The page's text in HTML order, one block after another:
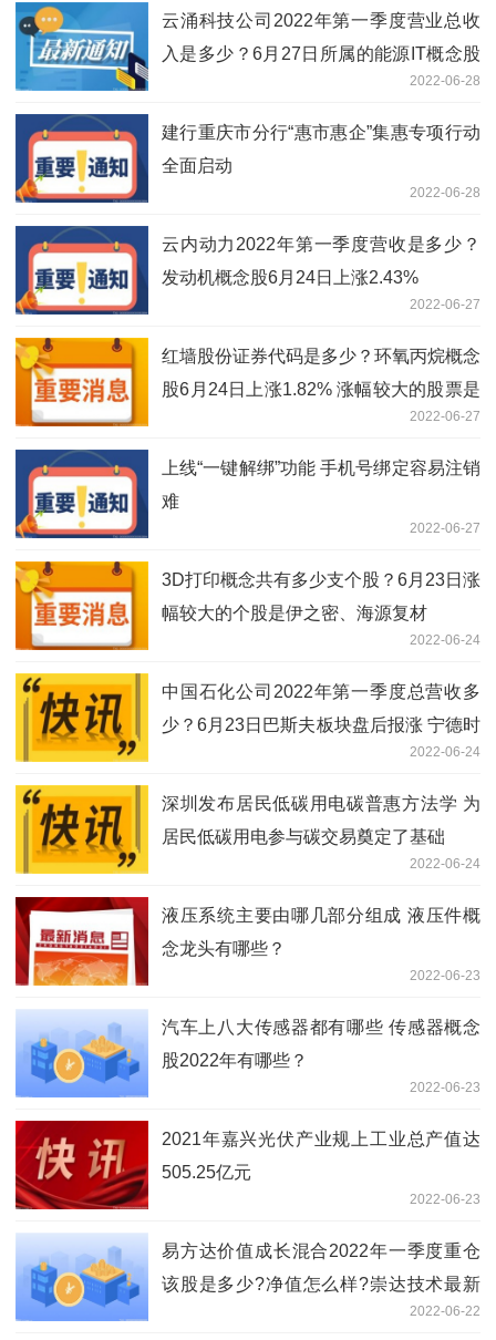
云涌科技公司2022年第一季度营业总收
入是多少？6月27日所属的能源IT概念股
2022-06-28
建行重庆市分行“惠市惠企”集惠专项行动
全面启动
2022-06-28
云内动力2022年第一季度营收是多少？
发动机概念股6月24日上涨2.43%
2022-06-27
红墙股份证券代码是多少？环氧丙烷概念
股6月24日上涨1.82% 涨幅较大的股票是
2022-06-27
上线“一键解绑”功能 手机号绑定容易注销
难
2022-06-27
3D打印概念共有多少支个股？6月23日涨
幅较大的个股是伊之密、海源复材
2022-06-24
中国石化公司2022年第一季度总营收多
少？6月23日巴斯夫板块盘后报涨 宁德时
2022-06-24
深圳发布居民低碳用电碳普惠方法学 为
居民低碳用电参与碳交易奠定了基础
2022-06-24
液压系统主要由哪几部分组成 液压件概
念龙头有哪些？
2022-06-23
汽车上八大传感器都有哪些 传感器概念
股2022年有哪些？
2022-06-23
2021年嘉兴光伏产业规上工业总产值达
505.25亿元
2022-06-23
易方达价值成长混合2022年一季度重仓
该股是多少?净值怎么样?崇达技术最新
2022-06-22